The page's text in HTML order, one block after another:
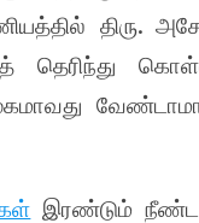
திரு.
தெரிந்து
இரண்டும் நீண்ட